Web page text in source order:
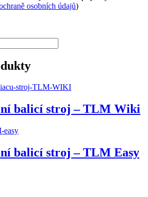
osobních údajů)
balicí stroj – TLM Wiki
balicí stroj – TLM Easy